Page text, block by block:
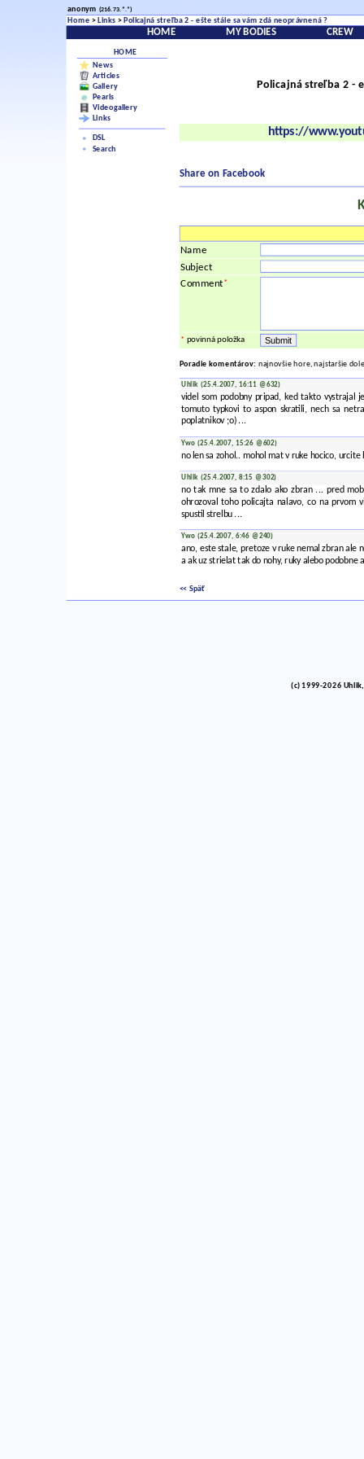
anonym (216.73.*.*)
Home > Links > Policajná streľba 2 - ešte stále sa vám zdá neoprávnená ?
HOME MY BODIES CREW
HOME
News
Articles
Gallery
Pearls
Videogallery
Links
DSL
Search
Policajná streľba 2 -
https://
Share on Facebook
Name
Subject
Comment*
* povinná položka
Poradie komentárov: najnovšie hore, najstaršie dole
Uhlik (25.4.2007, 16:11 @632)
videl som podobny pripad, ked takto vystrajal
tomuto typkovi to aspon skratili, nech sa
poplatnikov ;o) ...
Ywo (25.4.2007, 15:26 @602)
no len sa zohol.. mohol mat v ruke hocico,
Uhlik (25.4.2007, 8:15 @302)
no tak mne sa to zdalo ako zbran ... pred
ohrozoval toho policajta nalavo, co na prvom
spustil strelbu ...
Ywo (25.4.2007, 6:46 @240)
ano, este stale, pretoze v ruke nemal zbran ale
a ak uz strielat tak do nohy, ruky alebo
<< Späť
(c) 1999-2026 Uhlik,